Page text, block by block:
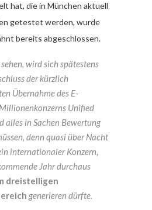
hat, die in München aktuell
getestet werden, wurde
bereits abgeschlossen.
wird sich spätestens
der kürzlich
Übernahme des E-
Unified
alles in Sachen Bewertung
denn quasi über Nacht
internationaler Konzern,
Jahr durchaus
dreistelligen
generieren dürfte.